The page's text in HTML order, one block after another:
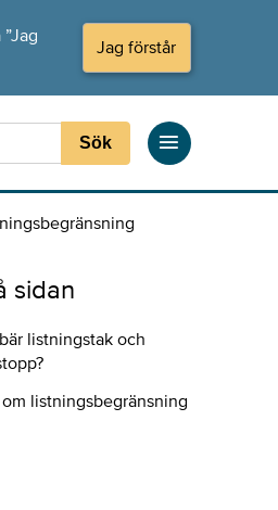
Jag förstår
Sök
sidan
listningstak och
listningsbegränsning